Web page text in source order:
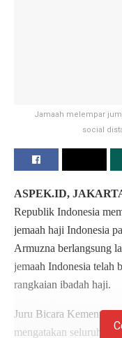
Jamaah melempar
social
ASPEK.ID,
Republik Indonesia
jemaah haji Indonesia
Armuzna berlangsung
jemaah Indonesia telah
rangkaian ibadah haji.
Juru Bicara
mengatakan seluruh